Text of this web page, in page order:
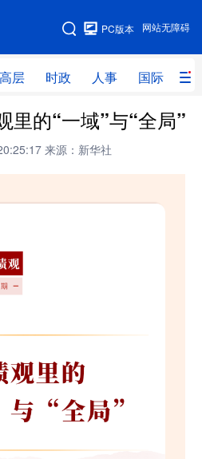
网站无障碍
PC版本
高层 时政 人事 国际 财
网站地图
时政 人事
网评
能源
里的“一域”与“全局”
来源：新华社